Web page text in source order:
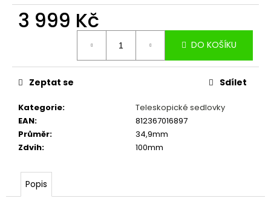
3 999 Kč
DO KOŠÍKU
Kategorie:
Teleskopické sedlovky
EAN:
812367016897
Průměr:
34,9mm
Zdvih: 100mm
Zeptat se Sdílet
Popis
p
o
č
u
e
m
e
ŘADÍCÍHO
BOWDENU
4MM